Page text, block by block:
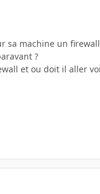
machine un
?
et ou doit il aller